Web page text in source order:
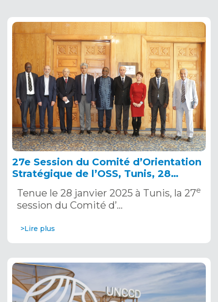
27e Session du Comité d’Orientation
Stratégique de l’OSS, Tunis, 28
Tenue le 28 janvier 2025 à Tunis, la 27e
session du Comité d’…
>Lire plus